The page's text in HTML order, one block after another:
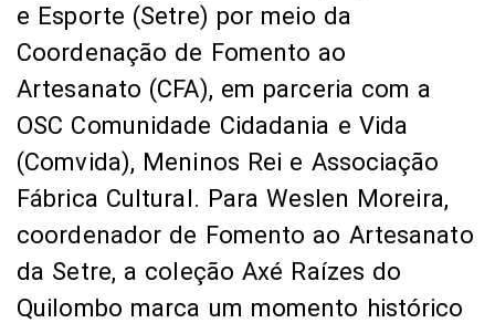
e Esporte (Setre) por meio da
Coordenação de Fomento ao
Artesanato (CFA), em parceria com a
OSC Comunidade Cidadania e Vida
(Comvida), Meninos Rei e Associação
Fábrica Cultural. Para Weslen Moreira,
coordenador de Fomento ao Artesanato
da Setre, a coleção Axé Raízes do
Quilombo marca um momento histórico